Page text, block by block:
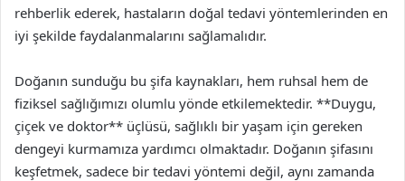
rehberlik ederek, hastaların doğal tedavi yöntemlerinden en
iyi şekilde faydalanmalarını sağlamalıdır.
Doğanın sunduğu bu şifa kaynakları, hem ruhsal hem de
fiziksel sağlığımızı olumlu yönde etkilemektedir. **Duygu,
çiçek ve doktor** üçlüsü, sağlıklı bir yaşam için gereken
dengeyi kurmamıza yardımcı olmaktadır. Doğanın şifasını
keşfetmek, sadece bir tedavi yöntemi değil, aynı zamanda